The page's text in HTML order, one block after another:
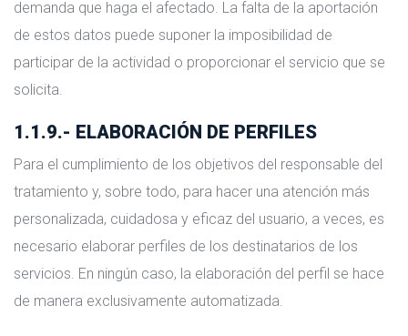
demanda que haga el afectado. La falta de la aportación
de estos datos puede suponer la imposibilidad de
participar de la actividad o proporcionar el servicio que se
solicita.
1.1.9.- ELABORACIÓN DE PERFILES
Para el cumplimiento de los objetivos del responsable del
tratamiento y, sobre todo, para hacer una atención más
personalizada, cuidadosa y eficaz del usuario, a veces, es
necesario elaborar perfiles de los destinatarios de los
servicios. En ningún caso, la elaboración del perfil se hace
de manera exclusivamente automatizada.